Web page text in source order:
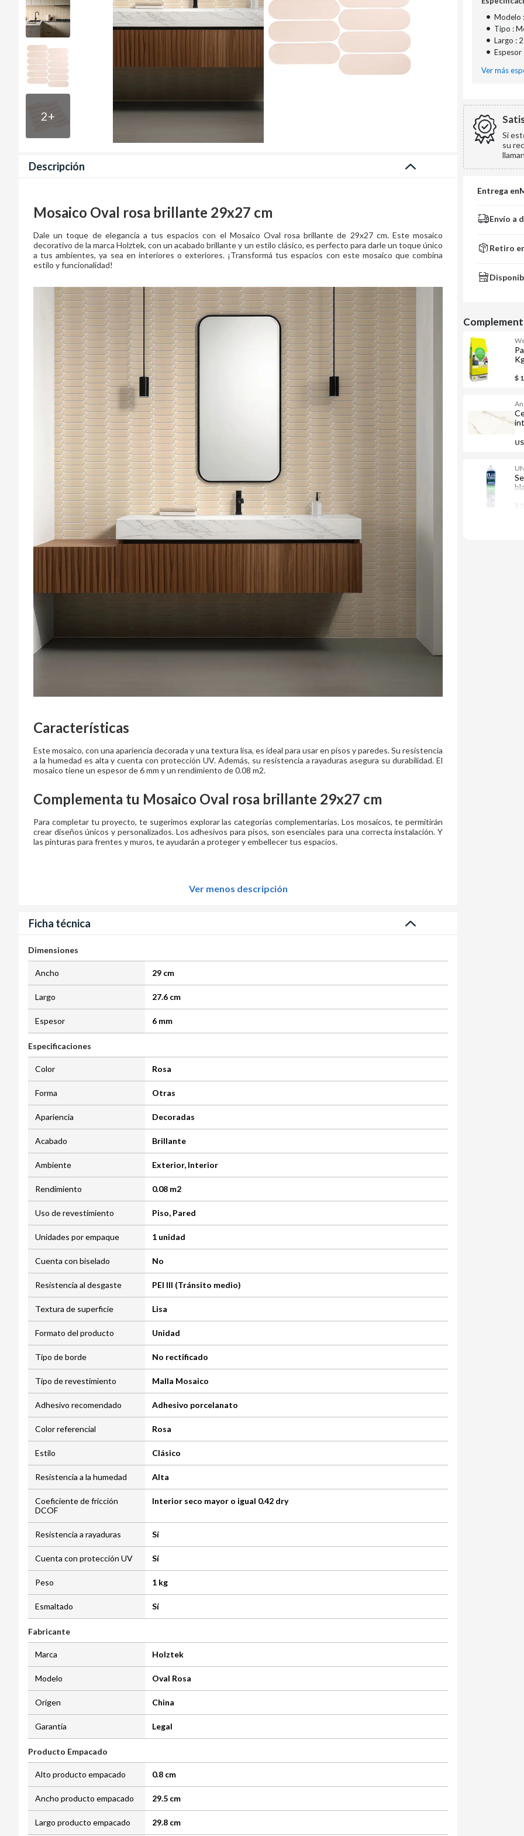
2+
Descripción
Mosaico Oval rosa brillante 29x27 cm
Dale un toque de elegancia a tus espacios con el Mosaico Oval rosa brillante de 29x27 cm. Este mosaico
decorativo de la marca Holztek, con un acabado brillante y un estilo clásico, es perfecto para darle un toque único
a tus ambientes, ya sea en interiores o exteriores. ¡Transformá tus espacios con este mosaico que combina
estilo y funcionalidad!
Características
Este mosaico, con una apariencia decorada y una textura lisa, es ideal para usar en pisos y paredes. Su resistencia
a la humedad es alta y cuenta con protección UV. Además, su resistencia a rayaduras asegura su durabilidad. El
mosaico tiene un espesor de 6 mm y un rendimiento de 0.08 m2.
Complementa tu Mosaico Oval rosa brillante 29x27 cm
Para completar tu proyecto, te sugerimos explorar las categorías complementarias. Los mosaicos, te permitirán
crear diseños únicos y personalizados. Los adhesivos para pisos, son esenciales para una correcta instalación. Y
las pinturas para frentes y muros, te ayudarán a proteger y embellecer tus espacios.
Ver menos descripción
Ficha técnica
Dimensiones
Ancho 29 cm
Largo 27.6 cm
Espesor 6 mm
Especificaciones
Color Rosa
Forma Otras
Apariencia Decoradas
Acabado Brillante
Ambiente Exterior, Interior
Rendimiento 0.08 m2
Uso de revestimiento Piso, Pared
Unidades por empaque 1 unidad
Cuenta con biselado No
Resistencia al desgaste PEI III (Tránsito medio)
Textura de superficie Lisa
Formato del producto Unidad
Tipo de borde No rectificado
Tipo de revestimiento Malla Mosaico
Adhesivo recomendado Adhesivo porcelanato
Color referencial Rosa
Estilo Clásico
Resistencia a la humedad Alta
Coeficiente de fricción
DCOF
Interior seco mayor o igual 0.42 dry
Resistencia a rayaduras Sí
Cuenta con protección UV Sí
Peso 1 kg
Esmaltado Sí
Fabricante
Marca Holztek
Modelo Oval Rosa
Origen China
Garantía Legal
Producto Empacado
Alto producto empacado 0.8 cm
Ancho producto empacado 29.5 cm
Largo producto empacado 29.8 cm
• Modelo
• Tipo :
• Largo :
• Espesor
Ver más
Si
su
Entrega en
Envío a
Retiro
$